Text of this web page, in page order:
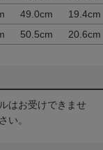
49.0cm
19.4cm
50.5cm 20.6cm
はお受けできませ
い。